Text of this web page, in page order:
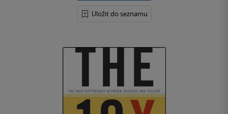
Uložit do seznamu